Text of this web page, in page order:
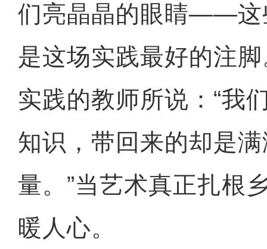
们亮晶晶的眼睛——这
是这场实践最好的注
实践的教师所说：“我
知识，带回来的却是
量。”当艺术真正扎根
暖人心。